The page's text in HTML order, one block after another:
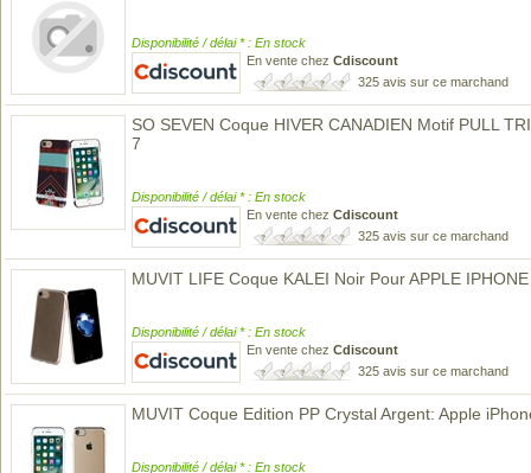
Disponibilité / délai * : En stock
En vente chez Cdiscount
325 avis sur ce marchand
SO SEVEN Coque HIVER CANADIEN Motif PULL
7
Disponibilité / délai * : En stock
En vente chez Cdiscount
325 avis sur ce marchand
MUVIT LIFE Coque KALEI Noir Pour APPLE
Disponibilité / délai * : En stock
En vente chez Cdiscount
325 avis sur ce marchand
MUVIT Coque Edition PP Crystal Argent: Apple
Disponibilité / délai * : En stock